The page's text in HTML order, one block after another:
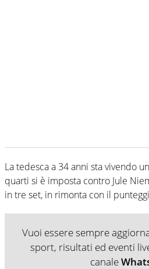
La tedesca a 34 anni sta vivendo
quarti si è imposta contro Jule
in tre set, in rimonta con il
Vuoi essere sempre
sport, risultati ed eventi
canale